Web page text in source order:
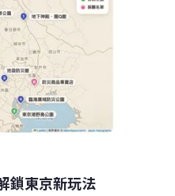
光復災區的淤泥等災害廢
近一年後，主責災後廢棄
幕「金鏟子」紀念裝置藝
人」志工與國軍。環境部
台灣防救災模式從過去的
跨入「源頭預防、科技應
，雖然深受鏟子超人感
部發布《災害廢
鎖東京新玩法